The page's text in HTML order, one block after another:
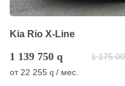
Kia Rio X-Line
1 139 750 q 1 175
от22 255 q / мес.